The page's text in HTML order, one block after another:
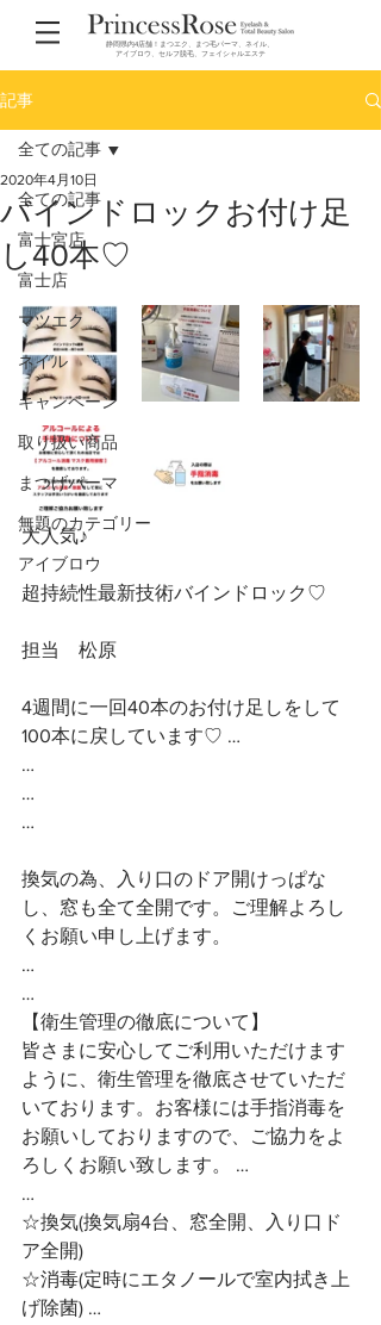
静岡県内4店舗！まつエク、まつ毛パーマ、ネイル、
アイブロウ、セルフ脱毛、フェイシャルエステ
記事
全ての記事
富士宮店
富士店
マツエク
ネイル
キャンペーン
取り扱い商品
まつげパーマ
無題のカテゴリー
アイブロウ
全ての記事
バインドロックお付け足
し40本♡
2020年4月10日
大人気♪
超持続性最新技術バインドロック♡
担当　松原
4週間に一回40本のお付け足しをして
100本に戻しています♡ …
…
…
…
換気の為、入り口のドア開けっぱな
し、窓も全て全開です。ご理解よろし
くお願い申し上げます。
…
…
【衛生管理の徹底について】
皆さまに安心してご利用いただけます
ように、衛生管理を徹底させていただ
いております。お客様には手指消毒を
お願いしておりますので、ご協力をよ
ろしくお願い致します。 …
…
☆換気(換気扇4台、窓全開、入り口ド
ア全開)
☆消毒(定時にエタノールで室内拭き上
げ除菌) …